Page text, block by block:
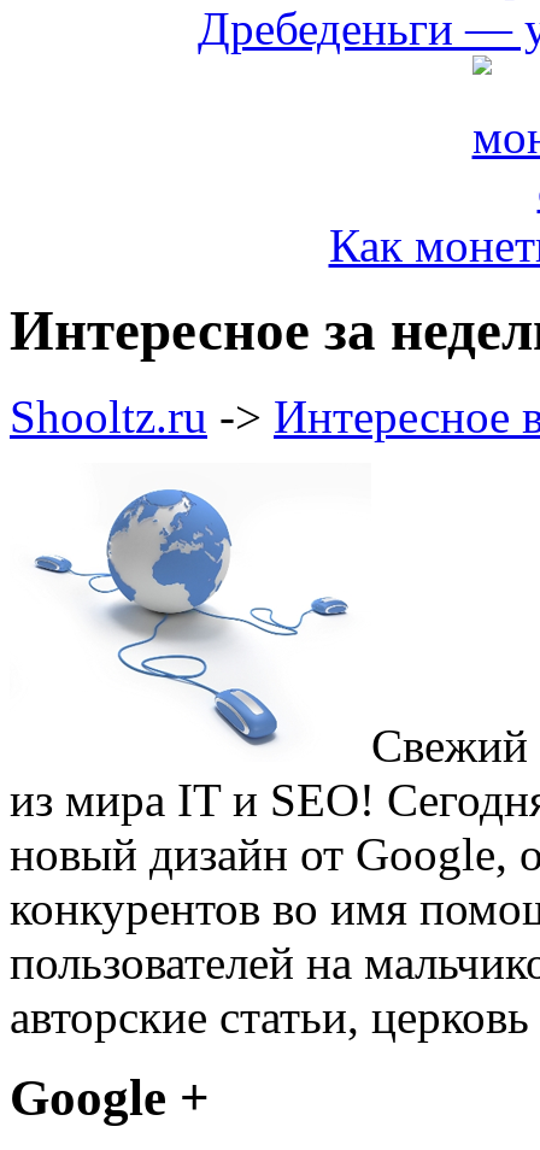
Дребеденьги —
Как
Интересное за
Shooltz.ru -> Интересное
Свежий
из мира IT и SEO!
новый дизайн от Google,
конкурентов во имя
пользователей на
авторские статьи,
Google +